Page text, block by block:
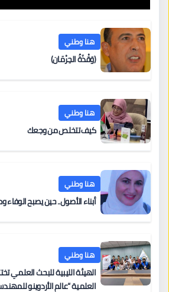
هنا وطني
(وَقْذَةُ الحِرْمَان)
هنا وطني
كيف تتخلص من وجعك
هنا وطني
أبناء الأصول.. حين يصبح الوفاء
هنا وطني
الهيئة الليبية للبحث العلمي
العلمية “عالم الأردوينو